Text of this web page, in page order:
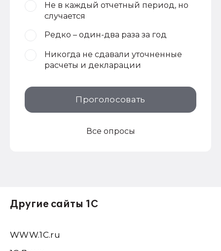
Не в каждый отчетный период, но
случается
Редко – один-два раза за год
Никогда не сдавали уточненные
расчеты и декларации
Проголосовать
Все опросы
Другие сайты 1С
WWW.1С.ru